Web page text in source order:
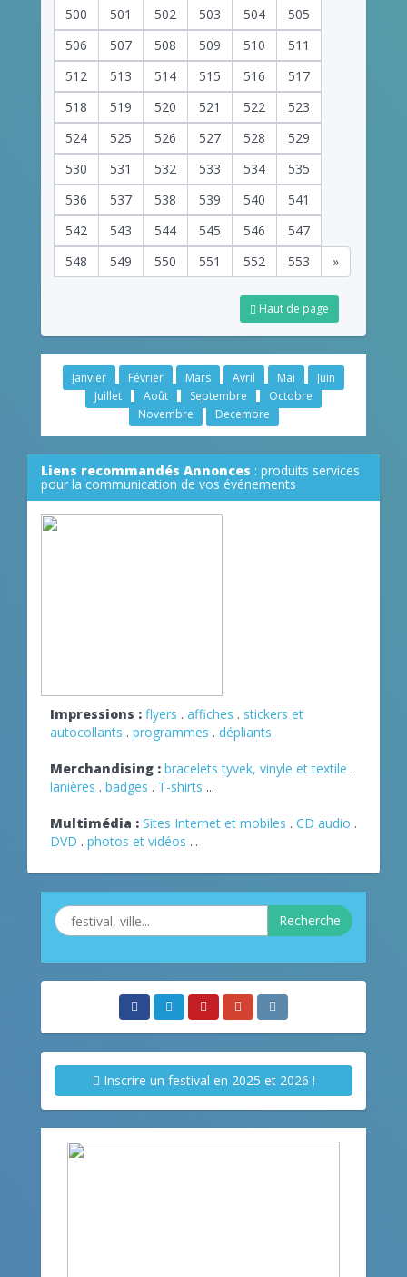
500 501 502 503 504
505
506
507 508 509 510
511
512
513 514 515 516
517
518
519 520 521 522
523
524
525 526 527 528
529
530
531 532 533 534
535
536
537 538 539 540
541
542
543 544 545 546
547
548
549 550 551 552 553 »
Haut de page
Janvier Février Mars Avril Mai
Juin
Juillet
Août Septembre
Octobre
Novembre
Decembre
Liens recommandés Annonces : produits services
pour la communication de vos événements
Impressions : flyers . affiches . stickers et
autocollants . programmes . dépliants
Merchandising : bracelets tyvek, vinyle et textile .
lanières . badges . T-shirts ...
Multimédia : Sites Internet et mobiles . CD audio .
DVD . photos et vidéos ...
Recherche
Inscrire un festival en 2025 et 2026 !